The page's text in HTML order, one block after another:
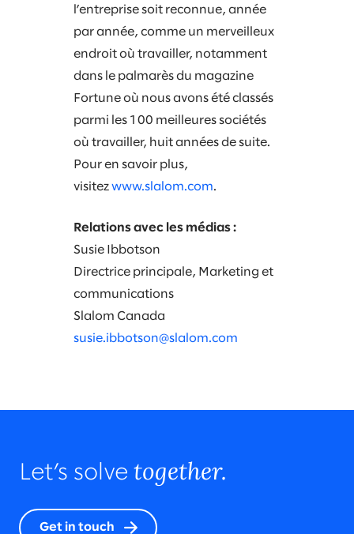
l’entreprise soit reconnue, année
par année, comme un merveilleux
endroit où travailler, notamment
dans le palmarès du magazine
Fortune où nous avons été classés
parmi les 100 meilleures sociétés
où travailler, huit années de suite.
Pour en savoir plus,
visitezwww.slalom.com.
Relations avec les médias :
Susie Ibbotson
Directrice principale, Marketing et
communications
Slalom Canada
susie.ibbotson@slalom.com
Let’s solve together.
Get in touch